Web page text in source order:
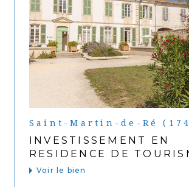
Saint-Martin-de-Ré
INVESTISSEMENT EN
RESIDENCE DE
Voir le bien